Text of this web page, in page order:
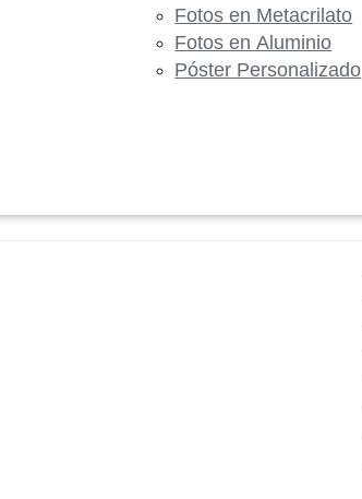
Fotos en Metacrilato
Fotos en Aluminio
Póster Personalizado